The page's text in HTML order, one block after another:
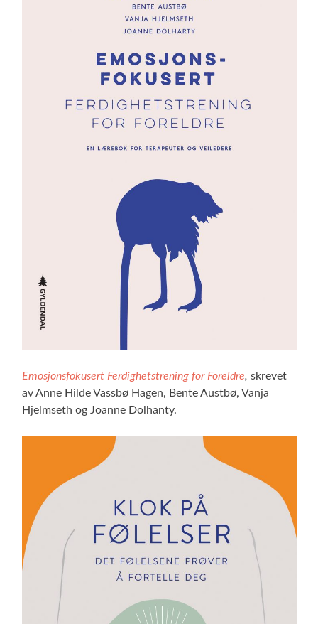
Emosjonsfokusert Ferdighetstrening for Foreldre, skrevet
av Anne Hilde Vassbø Hagen, Bente Austbø, Vanja
Hjelmseth og Joanne Dolhanty.